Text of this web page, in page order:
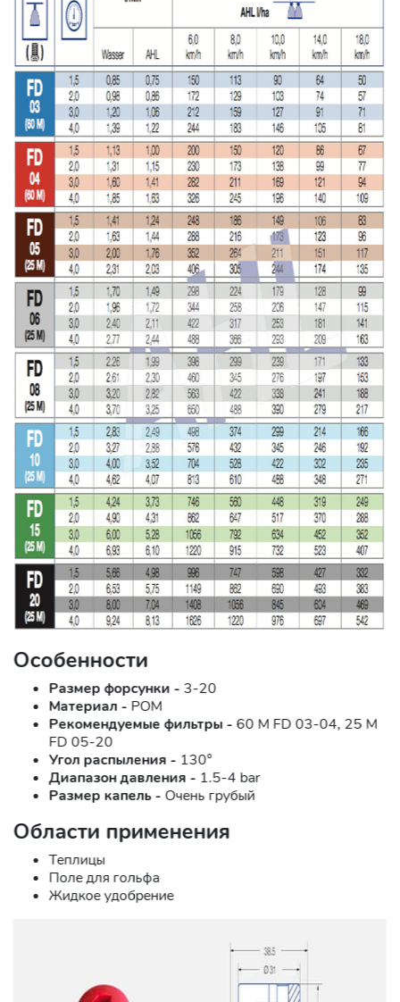
Особенности
Размер форсунки - 3-20
Материал - POM
Рекомендуемые фильтры - 60 M FD 03-04, 25 M
FD 05-20
Угол распыления - 130°
Диапазон давления - 1.5-4 bar
Размер капель - Очень грубый
Области применения
Теплицы
Поле для гольфа
Жидкое удобрение